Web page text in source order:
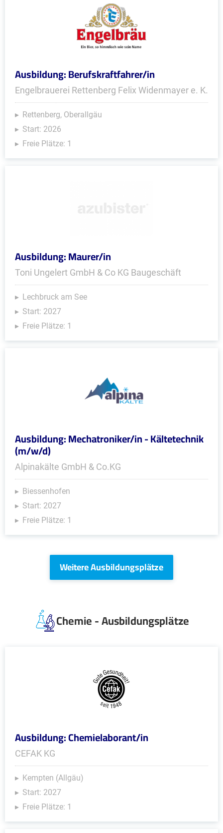
Ausbildung: Berufskraftfahrer/in
Engelbrauerei Rettenberg Felix Widenmayer e. K.
Rettenberg, Oberallgäu
Start: 2026
Freie Plätze: 1
Ausbildung: Maurer/in
Toni Ungelert GmbH & Co KG Baugeschäft
Lechbruck am See
Start: 2027
Freie Plätze: 1
Ausbildung: Mechatroniker/in - Kältetechnik
(m/w/d)
Alpinakälte GmbH & Co.KG
Biessenhofen
Start: 2027
Freie Plätze: 1
Weitere Ausbildungsplätze
Chemie - Ausbildungsplätze
Ausbildung: Chemielaborant/in
CEFAK KG
Kempten (Allgäu)
Start: 2027
Freie Plätze: 1